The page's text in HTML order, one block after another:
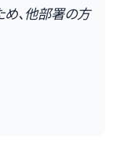
、他部署の方